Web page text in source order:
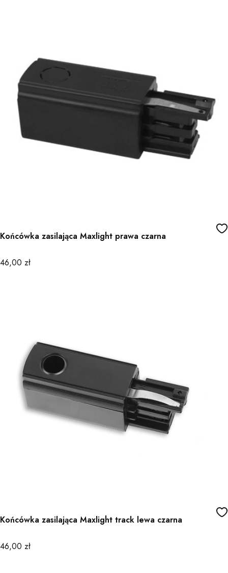
Końcówka zasilająca Maxlight prawa czarna
Cena
46,00 zł
Końcówka zasilająca Maxlight track lewa czarna
Cena
46,00 zł